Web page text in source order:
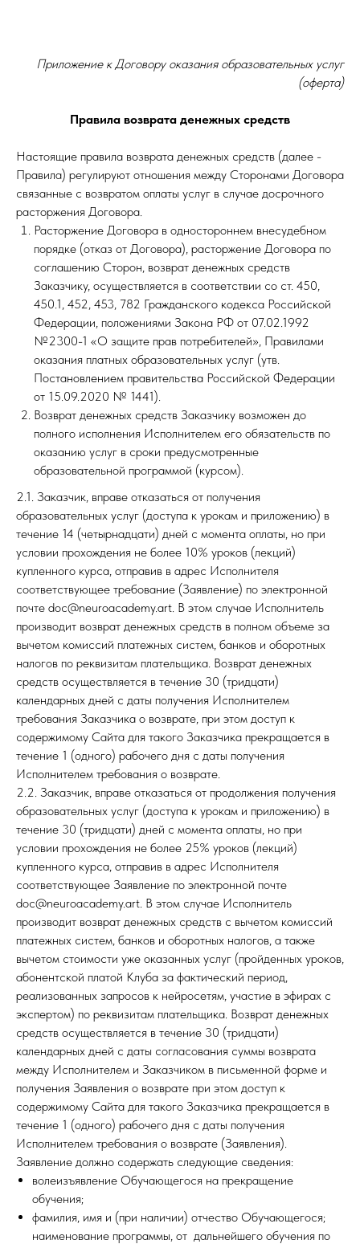
Приложение к Договору оказания образовательных услуг
(оферта)
Правила возврата денежных средств
Настоящие правила возврата денежных средств (далее -
Правила) регулируют отношения между Сторонами Договора
связанные с возвратом оплаты услуг в случае досрочного
расторжения Договора.
Расторжение Договора в одностороннем внесудебном
порядке (отказ от Договора), расторжение Договора по
соглашению Сторон, возврат денежных средств
Заказчику, осуществляется в соответствии со ст. 450,
450.1, 452, 453, 782 Гражданского кодекса Российской
Федерации, положениями Закона РФ от 07.02.1992
№2300-1 «О защите прав потребителей», Правилами
оказания платных образовательных услуг (утв.
Постановлением правительства Российской Федерации
от 15.09.2020 № 1441).
Возврат денежных средств Заказчику возможен до
полного исполнения Исполнителем его обязательств по
оказанию услуг в сроки предусмотренные
образовательной программой (курсом).
2.1. Заказчик, вправе отказаться от получения
образовательных услуг (доступа к урокам и приложению) в
течение 14 (четырнадцати) дней с момента оплаты, но при
условии прохождения не более 10% уроков (лекций)
купленного курса, отправив в адрес Исполнителя
соответствующее требование (Заявление) по электронной
почте doc@neuroacademy.art. В этом случае Исполнитель
производит возврат денежных средств в полном объеме за
вычетом комиссий платежных систем, банков и оборотных
налогов по реквизитам плательщика. Возврат денежных
средств осуществляется в течение 30 (тридцати)
календарных дней с даты получения Исполнителем
требования Заказчика о возврате, при этом доступ к
содержимому Сайта для такого Заказчика прекращается в
течение 1 (одного) рабочего дня с даты получения
Исполнителем требования о возврате.
2.2. Заказчик, вправе отказаться от продолжения получения
образовательных услуг (доступа к урокам и приложению) в
течение 30 (тридцати) дней с момента оплаты, но при
условии прохождения не более 25% уроков (лекций)
купленного курса, отправив в адрес Исполнителя
соответствующее Заявление по электронной почте
doc@neuroacademy.art. В этом случае Исполнитель
производит возврат денежных средств с вычетом комиссий
платежных систем, банков и оборотных налогов, а также
вычетом стоимости уже оказанных услуг (пройденных уроков,
абонентской платой Клуба за фактический период,
реализованных запросов к нейросетям, участие в эфирах с
экспертом) по реквизитам плательщика. Возврат денежных
средств осуществляется в течение 30 (тридцати)
календарных дней с даты согласования суммы возврата
между Исполнителем и Заказчиком в письменной форме и
получения Заявления о возврате при этом доступ к
содержимому Сайта для такого Заказчика прекращается в
течение 1 (одного) рабочего дня с даты получения
Исполнителем требования о возврате (Заявления).
Заявление должно содержать следующие сведения:
волеизъявление Обучающегося на прекращение
обучения;
фамилия, имя и (при наличии) отчество Обучающегося;
наименование программы, от дальнейшего обучения по